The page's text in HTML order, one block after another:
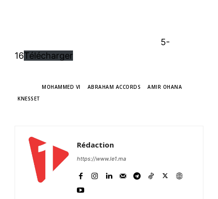
Insight Publications
À propos
Nous contacter
5-
16Télécharger
MOHAMMED VI ABRAHAM ACCORDS
AMIR OHANA
KNESSET
Rédaction
https://www.le1.ma